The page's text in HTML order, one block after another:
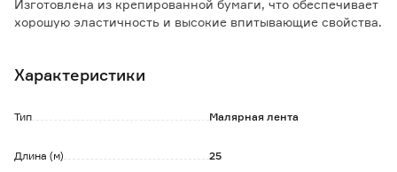
Изготовлена из крепированной бумаги, что обеспечивает
хорошую эластичность и высокие впитывающие свойства.
Подходит для красок на водной основе и на основе
Обладает высокой эластичностью, благодаря чему не
Обратите внимание:
Характеристики
Тип Малярная лента
Длина (м) 25